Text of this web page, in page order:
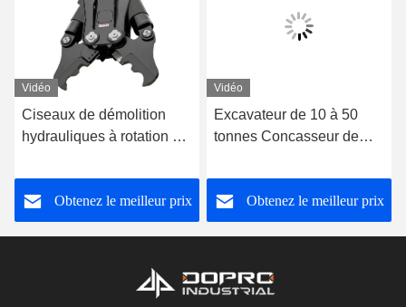
Vidéo
Ciseaux de démolition
hydrauliques à rotation de
Obtenez le meilleur prix
Vidéo
Excavateur de 10 à 50
tonnes Concasseur de
hydraulique JCB CAT 424
Obtenez le meilleur prix